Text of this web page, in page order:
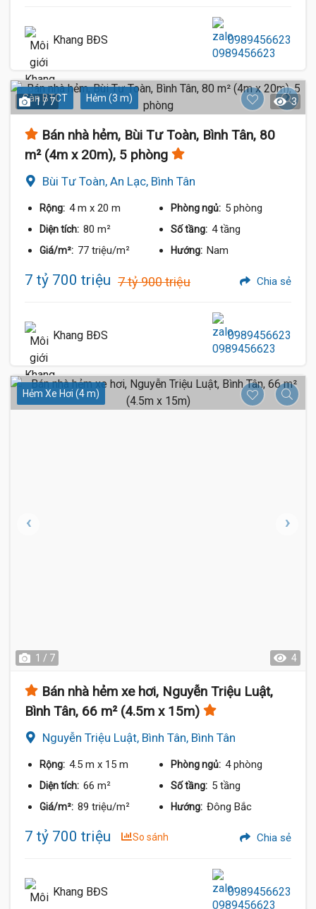
Khang BĐS 0989456623
Sàn BTCT Hẻm (3 m)
1 / 7 3
Bán nhà hẻm, Bùi Tư Toàn, Bình Tân, 80
m² (4m x 20m), 5 phòng
Bùi Tư Toàn, An Lạc, Bình Tân
Rộng: 4 m x 20 m Phòng ngủ: 5 phòng
Diện tích: 80 m² Số tầng: 4 tầng
Giá/m²: 77 triệu/m² Hướng: Nam
7 tỷ 700 triệu 7 tỷ 900 triệu Chia sẻ
Khang BĐS 0989456623
Hẻm Xe Hơi (4 m)
1 / 7 4
Bán nhà hẻm xe hơi, Nguyễn Triệu Luật,
Bình Tân, 66 m² (4.5m x 15m)
Nguyễn Triệu Luật, Bình Tân, Bình Tân
Rộng: 4.5 m x 15 m Phòng ngủ: 4 phòng
Diện tích: 66 m² Số tầng: 5 tầng
Giá/m²: 89 triệu/m² Hướng: Đông Bắc
7 tỷ 700 triệu So sánh Chia sẻ
Khang BĐS 0989456623